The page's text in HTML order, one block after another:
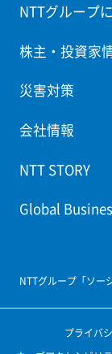
NTTグループ
株主・投資家
災害対策
会社情報
NTT STORY
Global
NTTグループ「ソー
プライバ